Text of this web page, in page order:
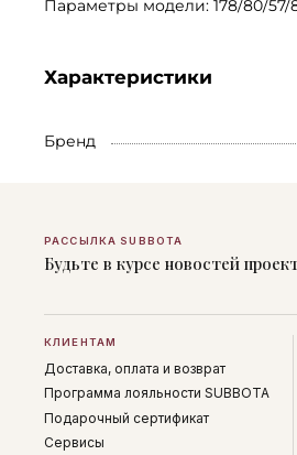
Параметры модели: 178/80/57/
Характеристики
Бренд
РАССЫЛКА SUBBOTA
Будьте в курсе новостей
КЛИЕНТАМ
Доставка, оплата и возврат
Программа лояльности SUBBOTA
Подарочный сертификат
Сервисы